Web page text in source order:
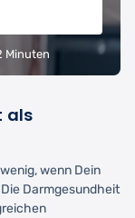
Minuten
als
wenn Dein
Darmgesundheit